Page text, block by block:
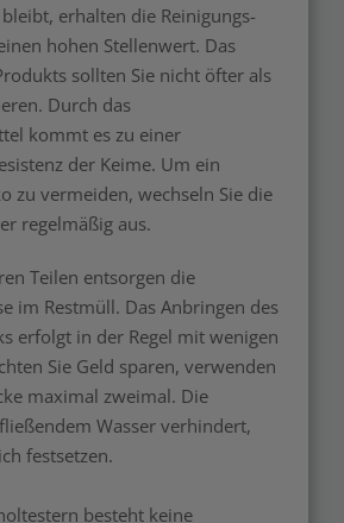
erhalten die Reinigungs-
hohen Stellenwert. Das
sollten Sie nicht öfter als
Durch das
kommt es zu einer
der Keime. Um ein
zu vermeiden, wechseln Sie die
regelmäßig aus.
Teilen entsorgen die
im Restmüll. Das Anbringen des
erfolgt in der Regel mit wenigen
Sie Geld sparen, verwenden
maximal zweimal. Die
Wasser verhindert,
festsetzen.
besteht keine